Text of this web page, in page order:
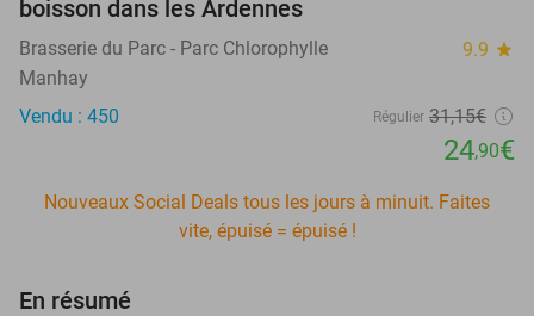
boisson dans les Ardennes
Brasserie du Parc - Parc Chlorophylle 9.9 star
Manhay
Vendu : 450
Régulier 31,15€
24,90€
Nouveaux Social Deals tous les jours à minuit. Faites
vite, épuisé = épuisé !
En résumé